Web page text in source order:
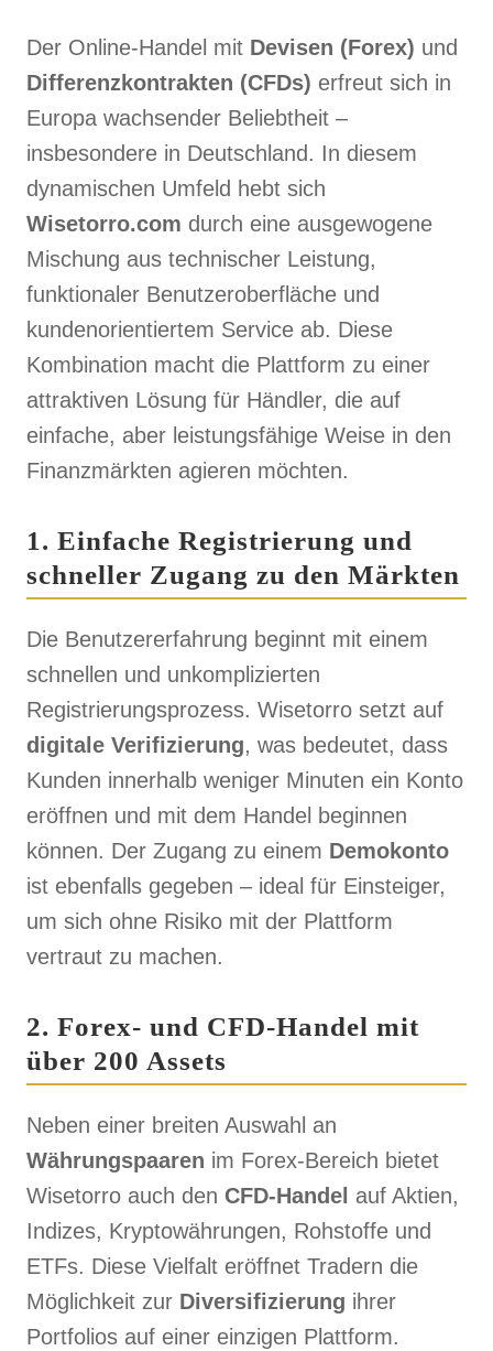
Der Online-Handel mit Devisen (Forex) und
Differenzkontrakten (CFDs) erfreut sich in
Europa wachsender Beliebtheit –
insbesondere in Deutschland. In diesem
dynamischen Umfeld hebt sich
Wisetorro.com durch eine ausgewogene
Mischung aus technischer Leistung,
funktionaler Benutzeroberfläche und
kundenorientiertem Service ab. Diese
Kombination macht die Plattform zu einer
attraktiven Lösung für Händler, die auf
einfache, aber leistungsfähige Weise in den
Finanzmärkten agieren möchten.
1. Einfache Registrierung und
schneller Zugang zu den Märkten
Die Benutzererfahrung beginnt mit einem
schnellen und unkomplizierten
Registrierungsprozess. Wisetorro setzt auf
digitale Verifizierung, was bedeutet, dass
Kunden innerhalb weniger Minuten ein Konto
eröffnen und mit dem Handel beginnen
können. Der Zugang zu einem Demokonto
ist ebenfalls gegeben – ideal für Einsteiger,
um sich ohne Risiko mit der Plattform
vertraut zu machen.
2. Forex- und CFD-Handel mit
über 200 Assets
Neben einer breiten Auswahl an
Währungspaaren im Forex-Bereich bietet
Wisetorro auch den CFD-Handel auf Aktien,
Indizes, Kryptowährungen, Rohstoffe und
ETFs. Diese Vielfalt eröffnet Tradern die
Möglichkeit zur Diversifizierung ihrer
Portfolios auf einer einzigen Plattform.